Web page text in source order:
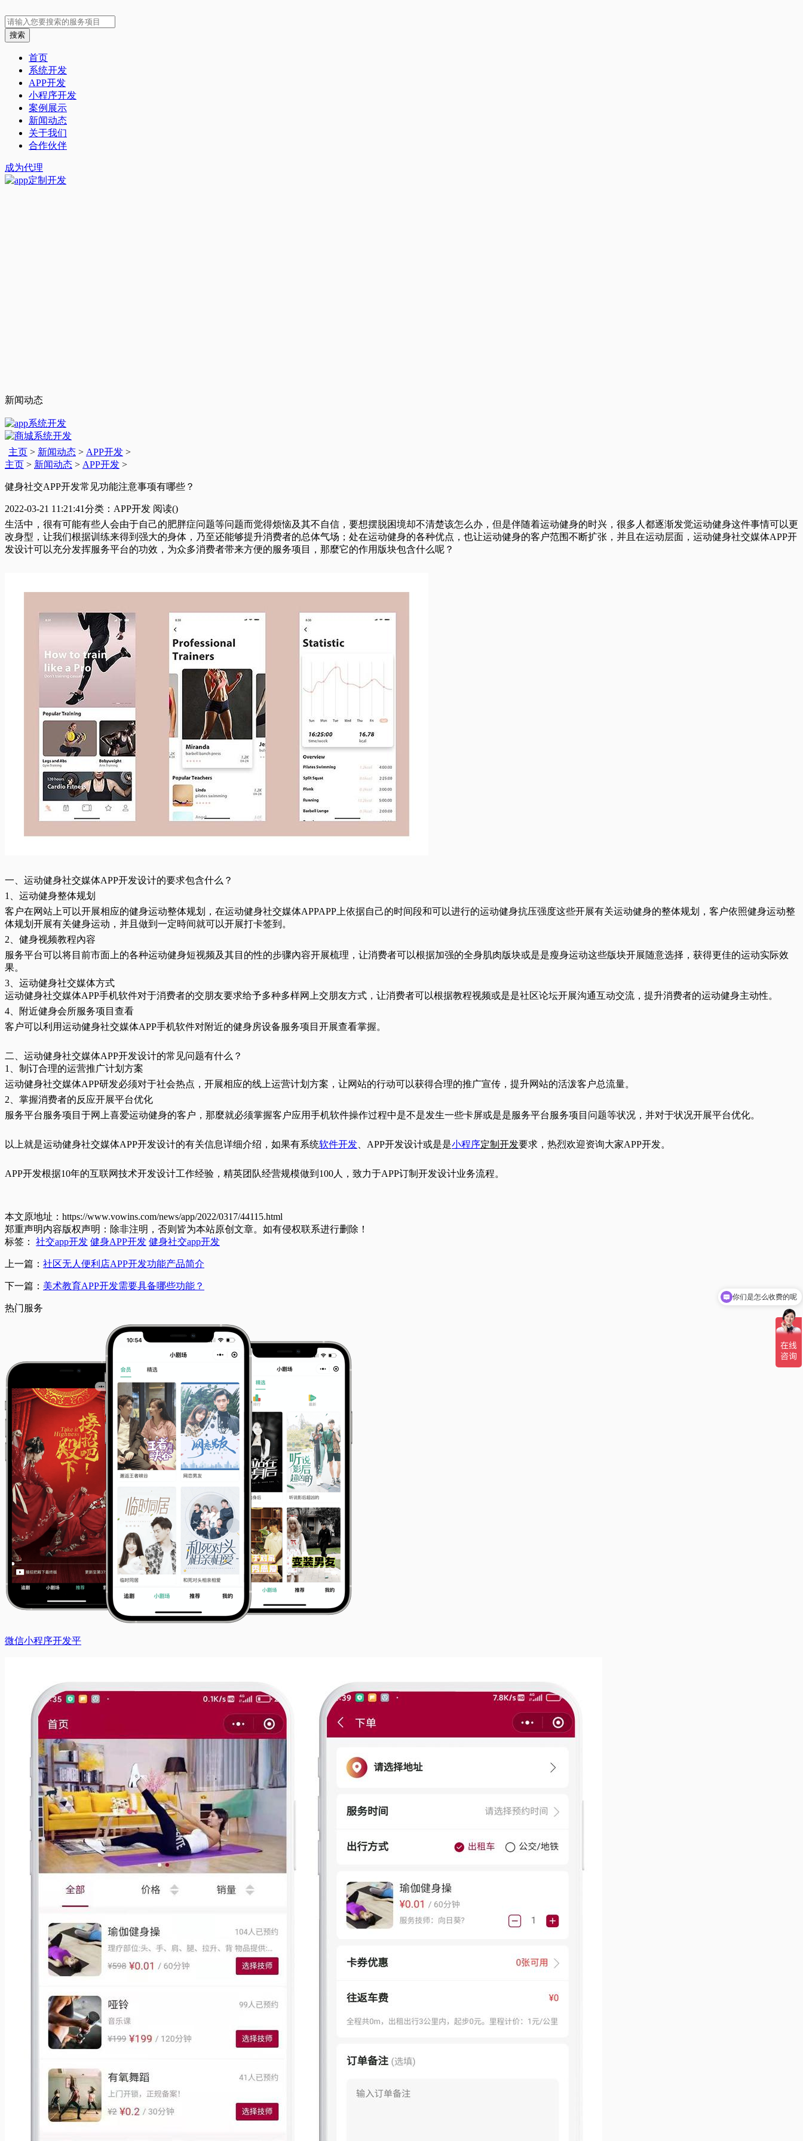
首页
系统开发
APP开发
小程序开发
案例展示
新闻动态
关于我们
合作伙伴
成为代理
新闻动态
主页> 新闻动态> APP开发>
主页 > 新闻动态 > APP开发 >
健身社交APP开发常见功能注意事项有哪些？
2022-03-21 11:21:41分类：APP开发 阅读()
生活中，很有可能有些人会由于自己的肥胖症问题等问题而觉得烦恼及其不自信，要想摆脱困境却不清楚该怎么办，但是伴随着运动健身的时兴，很多人都逐渐发觉运动健身这件事情可以更
改身型，让我们根据训练来得到强大的身体，乃至还能够提升消费者的总体气场；处在运动健身的各种优点，也让运动健身的客户范围不断扩张，并且在运动层面，运动健身社交媒体APP开
发设计可以充分发挥服务平台的功效，为众多消费者带来方便的服务项目，那麼它的作用版块包含什么呢？
一、运动健身社交媒体APP开发设计的要求包含什么？
1、运动健身整体规划
客户在网站上可以开展相应的健身运动整体规划，在运动健身社交媒体APPAPP上依据自己的时间段和可以进行的运动健身抗压强度这些开展有关运动健身的整体规划，客户依照健身运动整
体规划开展有关健身运动，并且做到一定時间就可以开展打卡签到。
2、健身视频教程內容
服务平台可以将目前市面上的各种运动健身短视频及其目的性的步骤內容开展梳理，让消费者可以根据加强的全身肌肉版块或是是瘦身运动这些版块开展随意选择，获得更佳的运动实际效
果。
3、运动健身社交媒体方式
运动健身社交媒体APP手机软件对于消费者的交朋友要求给予多种多样网上交朋友方式，让消费者可以根据教程视频或是是社区论坛开展沟通互动交流，提升消费者的运动健身主动性。
4、附近健身会所服务项目查看
客户可以利用运动健身社交媒体APP手机软件对附近的健身房设备服务项目开展查看掌握。
二、运动健身社交媒体APP开发设计的常见问题有什么？
1、制订合理的运营推广计划方案
运动健身社交媒体APP研发必须对于社会热点，开展相应的线上运营计划方案，让网站的行动可以获得合理的推广宣传，提升网站的活泼客户总流量。
2、掌握消费者的反应开展平台优化
服务平台服务项目于网上喜爱运动健身的客户，那麼就必须掌握客户应用手机软件操作过程中是不是发生一些卡屏或是是服务平台服务项目问题等状况，并对于状况开展平台优化。
以上就是运动健身社交媒体APP开发设计的有关信息详细介绍，如果有系统软件开发 、APP开发设计或是是小程序定制开发要求，热烈欢迎资询大家APP开发。
APP开发根据10年的互联网技术开发设计工作经验，精英团队经营规模做到100人，致力于APP订制开发设计业务流程。
本文原地址：https://www.vowins.com/news/app/2022/0317/44115.html
郑重声明内容版权声明：除非注明，否则皆为本站原创文章。如有侵权联系进行删除！
标签：
社交app开发 健身APP开发 健身社交app开发
上一篇： 社区无人便利店APP开发功能产品简介
下一篇： 美术教育APP开发需要具备哪些功能？
热门服务
微信小程序开发平
现在有优惠活动吗